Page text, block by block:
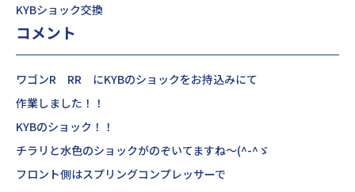
KYBショック交換
コメント
ワゴンR RR にKYBのショックをお持込みにて
作業しました！！
KYBのショック！！
チラリと水色のショックがのぞいてますね～(^-^ゞ
フロント側はスプリングコンプレッサーで